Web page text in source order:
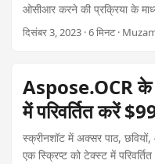
ओसीआर करने की प्रक्रिया के
प्रोग्रामिंग रूप से सी # में स्कैन
दिसंबर 3, 2023 · 6 मिनट ·
Aspose.OCR के
में परिवर्तित करें
स्क्रीनशॉट में अक्सर पाठ, छवियों,
एक स्क्रिप्ट को टेक्स्ट में